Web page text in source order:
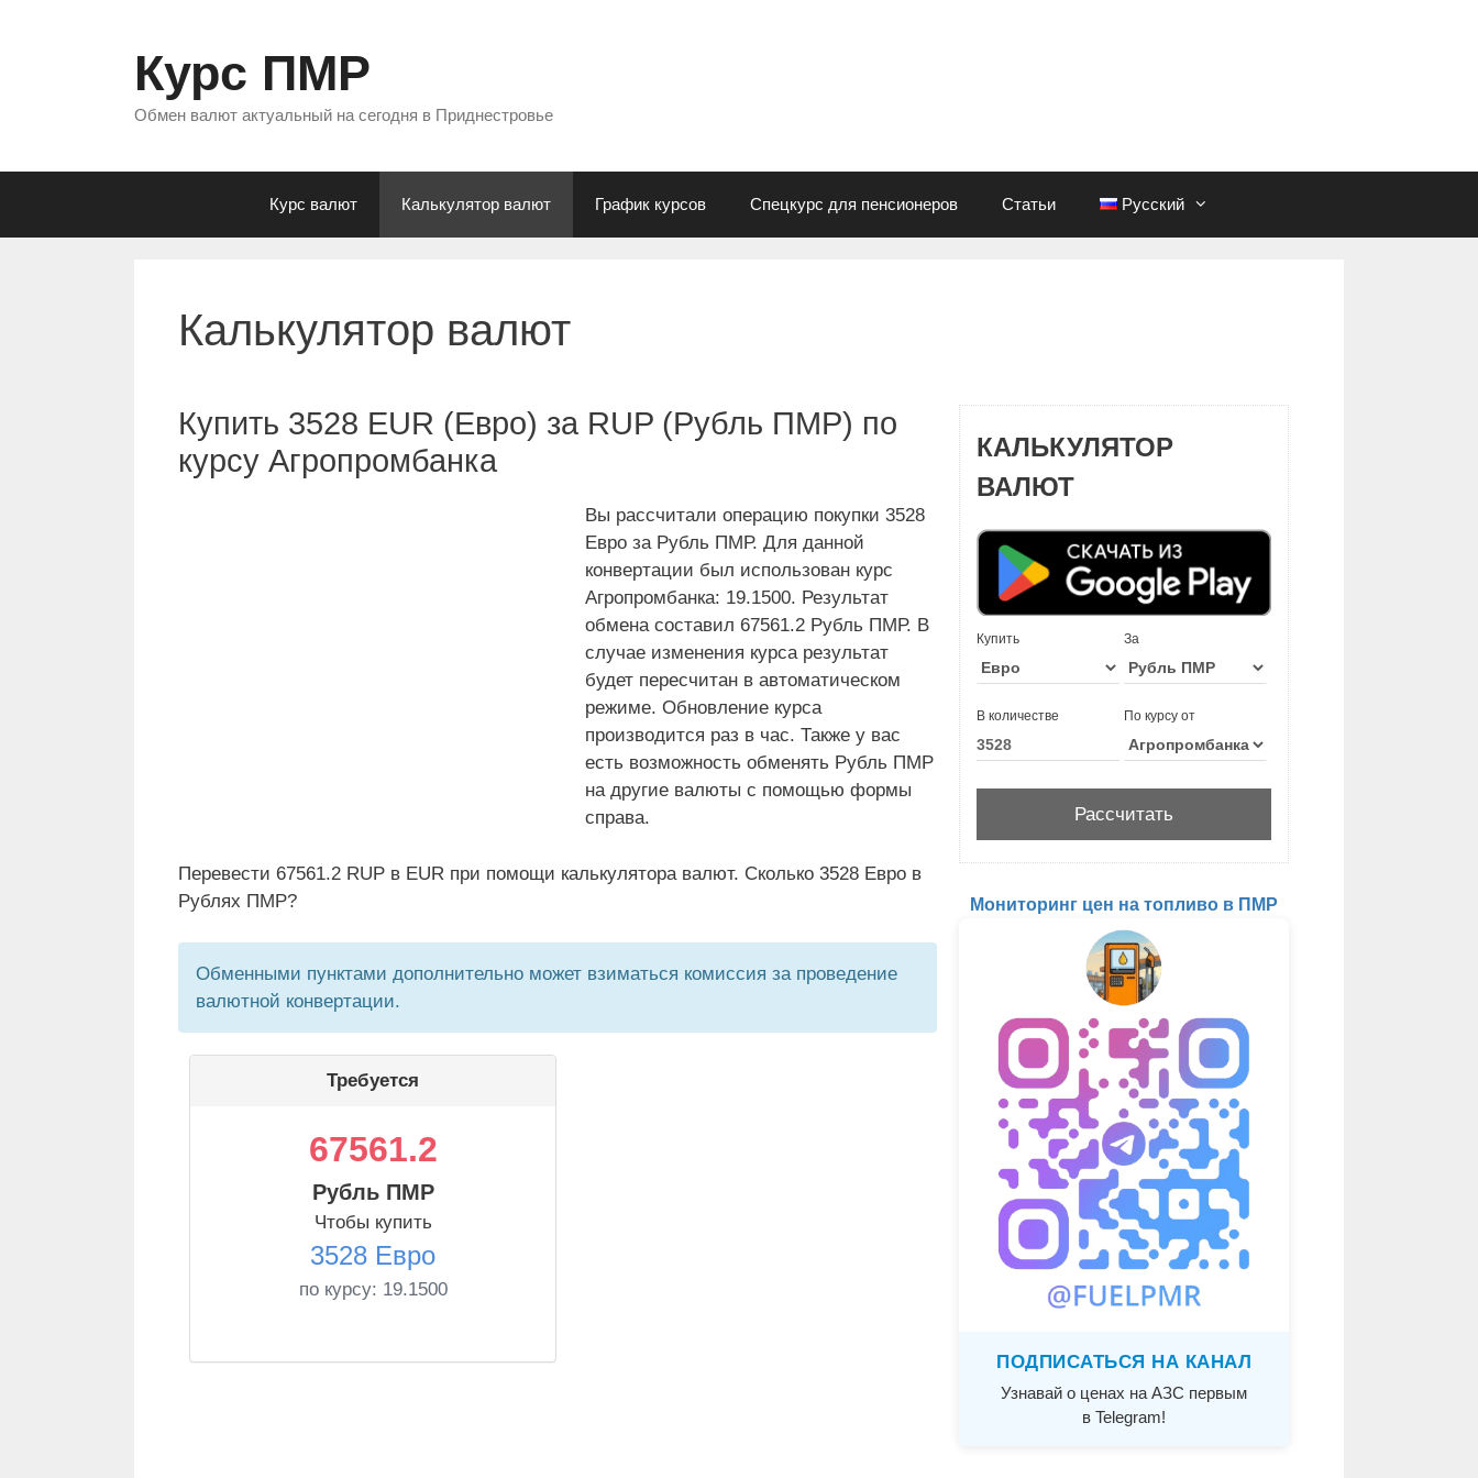
Курс ПМР
Обмен валют актуальный на сегодня в Приднестровье
Курс валют Калькулятор валют График курсов Спецкурс для пенсионеров Статьи Русский
Калькулятор валют
Купить 3528 EUR (Евро) за RUP (Рубль ПМР) по
курсу Агропромбанка
Вы рассчитали операцию покупки 3528
Евро за Рубль ПМР. Для данной
конвертации был использован курс
Агропромбанка: 19.1500. Результат
обмена составил 67561.2 Рубль ПМР. В
случае изменения курса результат
будет пересчитан в автоматическом
режиме. Обновление курса
производится раз в час. Также у вас
есть возможность обменять Рубль ПМР
на другие валюты с помощью формы
справа.
Перевести 67561.2 RUP в EUR при помощи калькулятора валют. Сколько 3528 Евро в
Рублях ПМР?
Обменными пунктами дополнительно может взиматься комиссия за проведение
валютной конвертации.
Требуется
67561.2
Рубль ПМР
Чтобы купить
3528 Евро
по курсу: 19.1500
КАЛЬКУЛЯТОР
ВАЛЮТ
Купить За
В количестве По курсу от
Мониторинг цен на топливо в ПМР
ПОДПИСАТЬСЯ НА КАНАЛ
Узнавай о ценах на АЗС первым
в Telegram!